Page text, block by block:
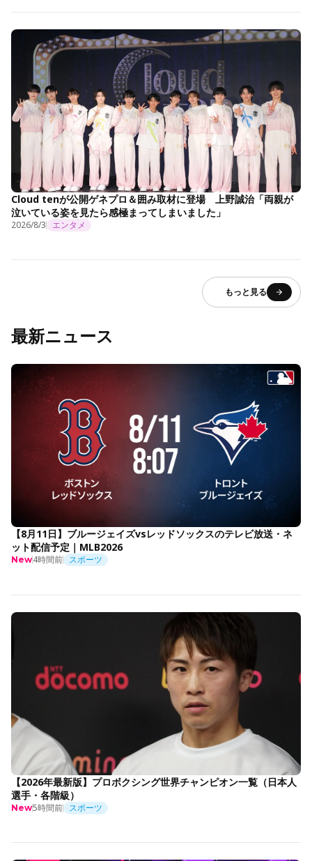
Cloud tenが公開ゲネプロ＆囲み取材に登場 上野誠治「両親が
泣いている姿を見たら感極まってしまいました」
2026/8/3 エンタメ
もっと見る
最新ニュース
【8月11日】ブルージェイズvsレッドソックスのテレビ放送・ネ
ット配信予定｜MLB2026
New4時間前 スポーツ
【2026年最新版】プロボクシング世界チャンピオン一覧（日本人
選手・各階級）
New5時間前 スポーツ